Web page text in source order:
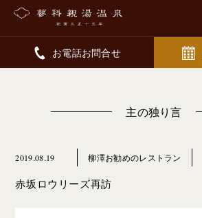
お電話お問合せ
主の独り言
2019.08.19 柳澤お勧めのレストラン
赤坂ロウリーズ再訪